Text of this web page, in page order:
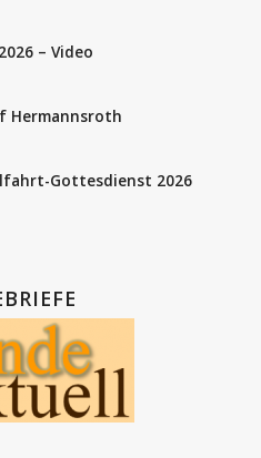
– Video
Hermannsroth
Gottesdienst 2026